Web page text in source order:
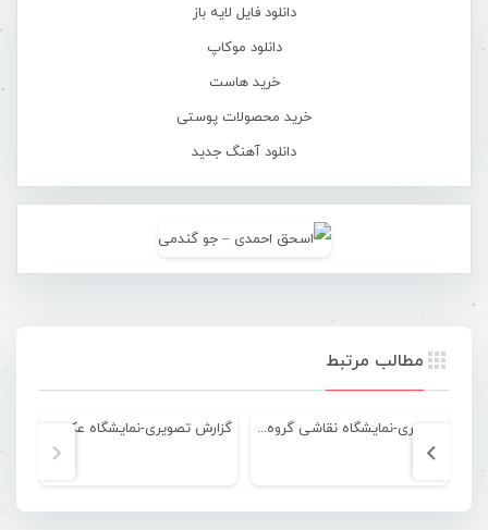
دانلود فایل لایه باز
دانلود موکاپ
خرید هاست
خرید محصولات پوستی
دانلود آهنگ جدید
مطالب مرتبط
تصویری-نمایشگاه نقاشی گروه ترکیب